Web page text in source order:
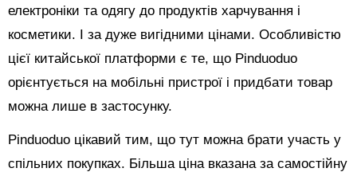
електроніки та одягу до продуктів харчування і
косметики. І за дуже вигідними цінами. Особливістю
цієї китайської платформи є те, що Pinduoduo
орієнтується на мобільні пристрої і придбати товар
можна лише в застосунку.
Pinduoduo цікавий тим, що тут можна брати участь у
спільних покупках. Більша ціна вказана за самостійну